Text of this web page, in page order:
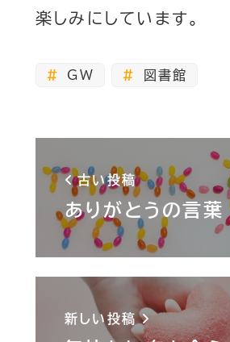
楽しみにしています。
GW 図書館
古い投稿
ありがとうの言葉
新しい投稿